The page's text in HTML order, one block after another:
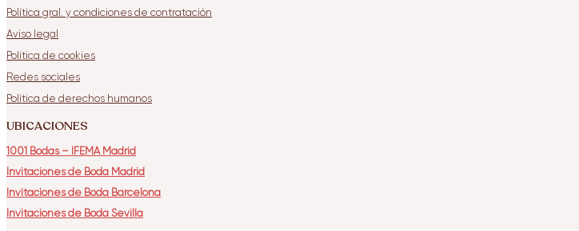
Política gral. y condiciones de contratación
Aviso legal
Política de cookies
Redes sociales
Política de derechos humanos
UBICACIONES
1001 Bodas – IFEMA Madrid
Invitaciones de Boda Madrid
Invitaciones de Boda Barcelona
Invitaciones de Boda Sevilla